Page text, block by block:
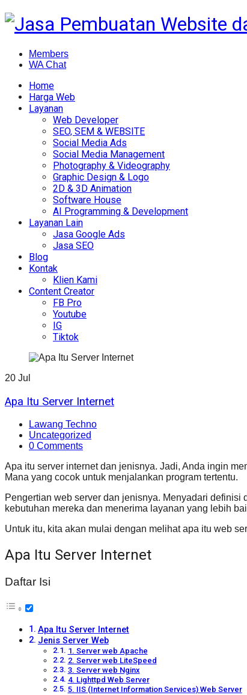
Members
WA Chat
Home
Harga Web
Layanan
Web Developer
SEO, SEM & WEBSITE
Social Media Ads
Social Media Management
Photography & Videography
Graphic Design & Logo
2D & 3D Animation
Software House
AI Programming & Development
Layanan Lain
Jasa Google Ads
Jasa SEO
Blog
Kontak
Klien Kami
Content Creator
FB Pro
Youtube
IG
Tiktok
20 Jul
Apa Itu Server Internet
Lawang Techno
Uncategorized
0 Comments
Apa itu server internet dan jenisnya. Jadi, Anda ingin
Mana yang cocok untuk menjalankan program tertentu.
Pengertian web server dan jenisnya. Menyadari
kebutuhan mereka dan menerima layanan yang lebih
Untuk itu, kita akan mulai dengan melihat apa itu web
Apa Itu Server Internet
Daftar Isi
Apa Itu Server Internet
Jenis Server Web
1. Server web Apache
2. Server web LiteSpeed
3. Server web Nginx
4. Lighttpd Web Server
5. IIS (Internet Information Services) Web Server